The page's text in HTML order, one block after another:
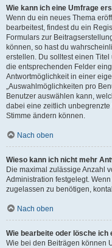
Wie kann ich eine Umfrage
Wenn du ein neues Thema
bearbeitest, findest du ein
Formulars zur
können, so hast du
erstellen. Du solltest einen
die entsprechenden Felder
Antwortmöglichkeit in einer
„Auswahlmöglichkeiten pro
Benutzer auswählen kann,
dabei eine zeitlich
Stimme ändern können.
Nach oben
Wieso kann ich nicht mehr
Die maximal zulässige Anzahl
Administration festgelegt.
zugelassen zu benötigen,
Nach oben
Wie bearbeite oder lösche ich
Wie bei den Beiträgen können